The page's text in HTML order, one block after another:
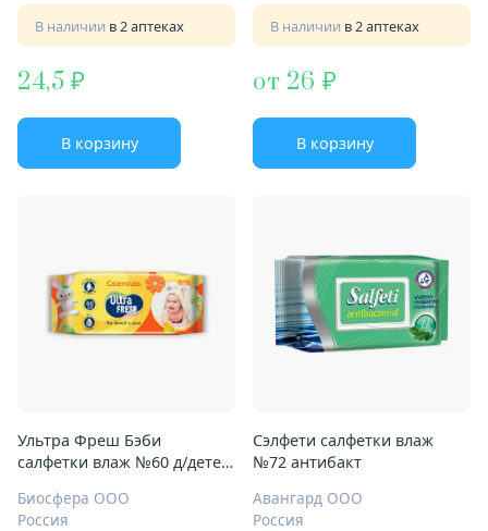
В наличии в 2 аптеках
24,5
В корзину
В наличии в 2 аптеках
от 26
В корзину
Ультра Фреш Бэби
салфетки влаж №60 д/детей
Биосфера ООО
Россия
Сэлфети салфетки влаж
№72 антибакт
Авангард ООО
Россия